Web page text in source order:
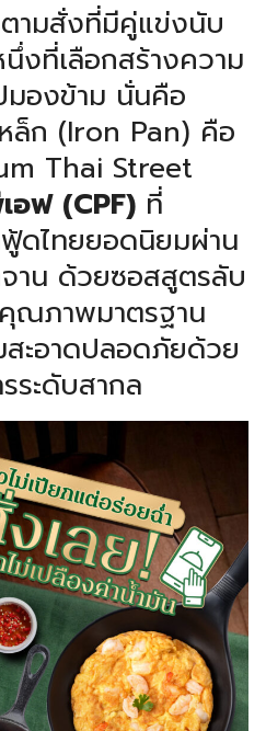
ตามสั่งที่มีคู่แข่งนับ
งที่เลือกสร้างความ
องข้าม นั่นคือ
หล็ก (Iron Pan) คือ
Thai Street
อฟ (CPF) ที่
ดไทยยอดนิยมผ่าน
าน ด้วยซอสสูตรลับ
ณภาพมาตรฐาน
ะอาดปลอดภัยด้วย
ระดับสากล